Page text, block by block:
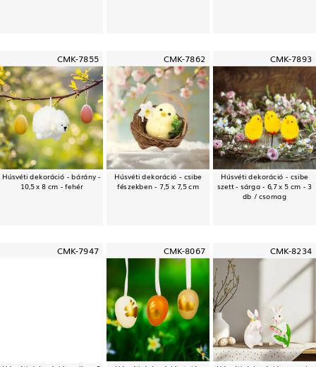
CMK-7855
Húsvéti dekoráció - bárány -
10,5 x 8 cm - fehér
CMK-7862
Húsvéti dekoráció - csibe
fészekben - 7,5 x 7,5 cm
CMK-7893
Húsvéti dekoráció - csibe
szett - sárga - 6,7 x 5 cm - 3
db / csomag
CMK-7947 CMK-8067 CMK-8234